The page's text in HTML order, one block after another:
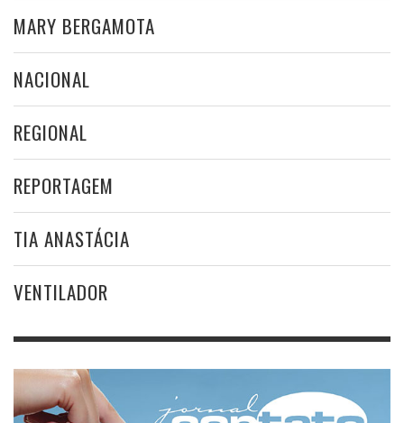
MARY BERGAMOTA
NACIONAL
REGIONAL
REPORTAGEM
TIA ANASTÁCIA
VENTILADOR